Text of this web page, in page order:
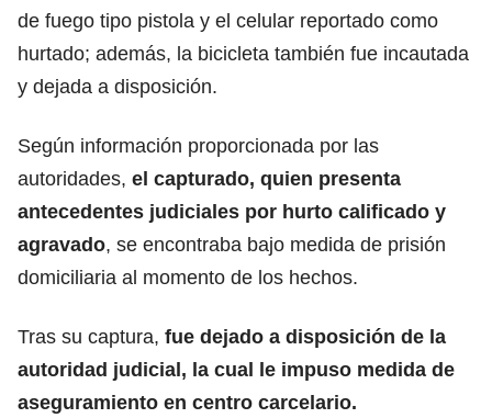
de fuego tipo pistola y el celular reportado como
hurtado; además, la bicicleta también fue incautada
y dejada a disposición.
Según información proporcionada por las
autoridades, el capturado, quien presenta
antecedentes judiciales por hurto calificado y
agravado, se encontraba bajo medida de prisión
domiciliaria al momento de los hechos.
Tras su captura, fue dejado a disposición de la
autoridad judicial, la cual le impuso medida de
aseguramiento en centro carcelario.